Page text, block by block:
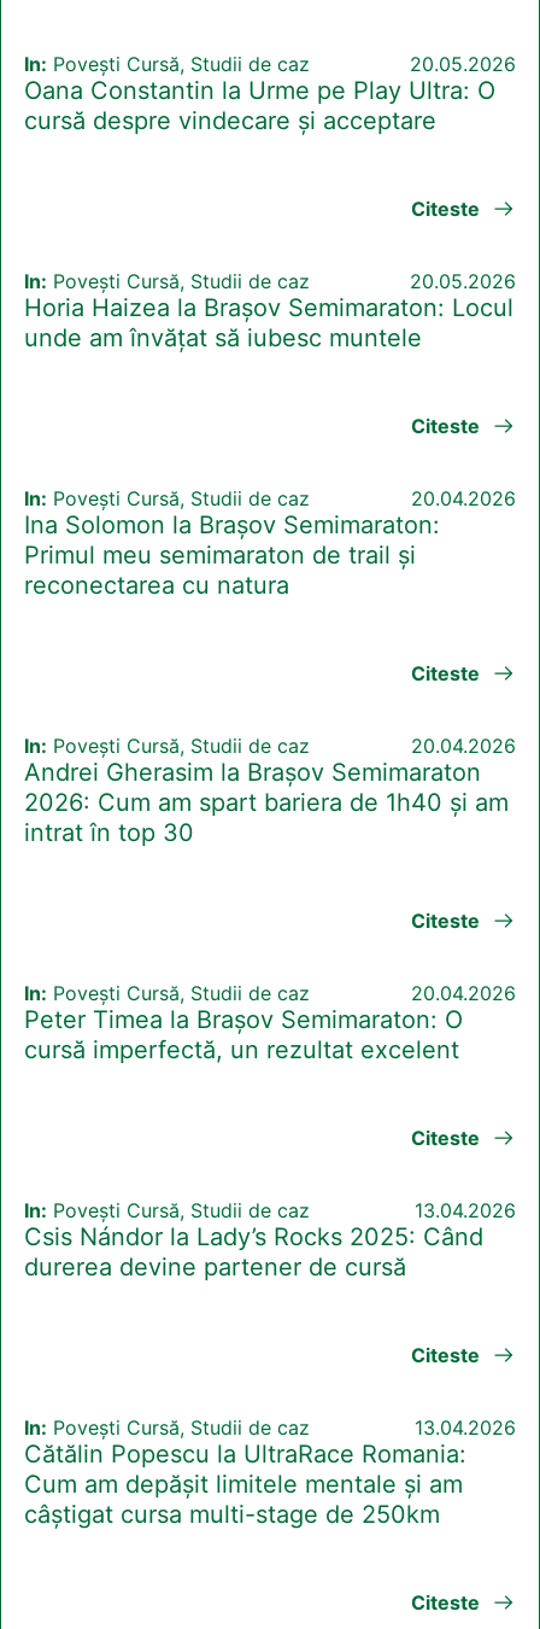
In: Povești Cursă, Studii de caz 20.05.2026
Oana Constantin la Urme pe Play Ultra: O
cursă despre vindecare și acceptare
Citeste
In: Povești Cursă, Studii de caz 20.05.2026
Horia Haizea la Brașov Semimaraton: Locul
unde am învățat să iubesc muntele
Citeste
In: Povești Cursă, Studii de caz 20.04.2026
Ina Solomon la Brașov Semimaraton:
Primul meu semimaraton de trail și
reconectarea cu natura
Citeste
In: Povești Cursă, Studii de caz 20.04.2026
Andrei Gherasim la Brașov Semimaraton
2026: Cum am spart bariera de 1h40 și am
intrat în top 30
Citeste
In: Povești Cursă, Studii de caz 20.04.2026
Peter Timea la Brașov Semimaraton: O
cursă imperfectă, un rezultat excelent
Citeste
In: Povești Cursă, Studii de caz 13.04.2026
Csis Nándor la Lady’s Rocks 2025: Când
durerea devine partener de cursă
Citeste
In: Povești Cursă, Studii de caz 13.04.2026
Cătălin Popescu la UltraRace Romania:
Cum am depășit limitele mentale și am
câștigat cursa multi-stage de 250km
Citeste